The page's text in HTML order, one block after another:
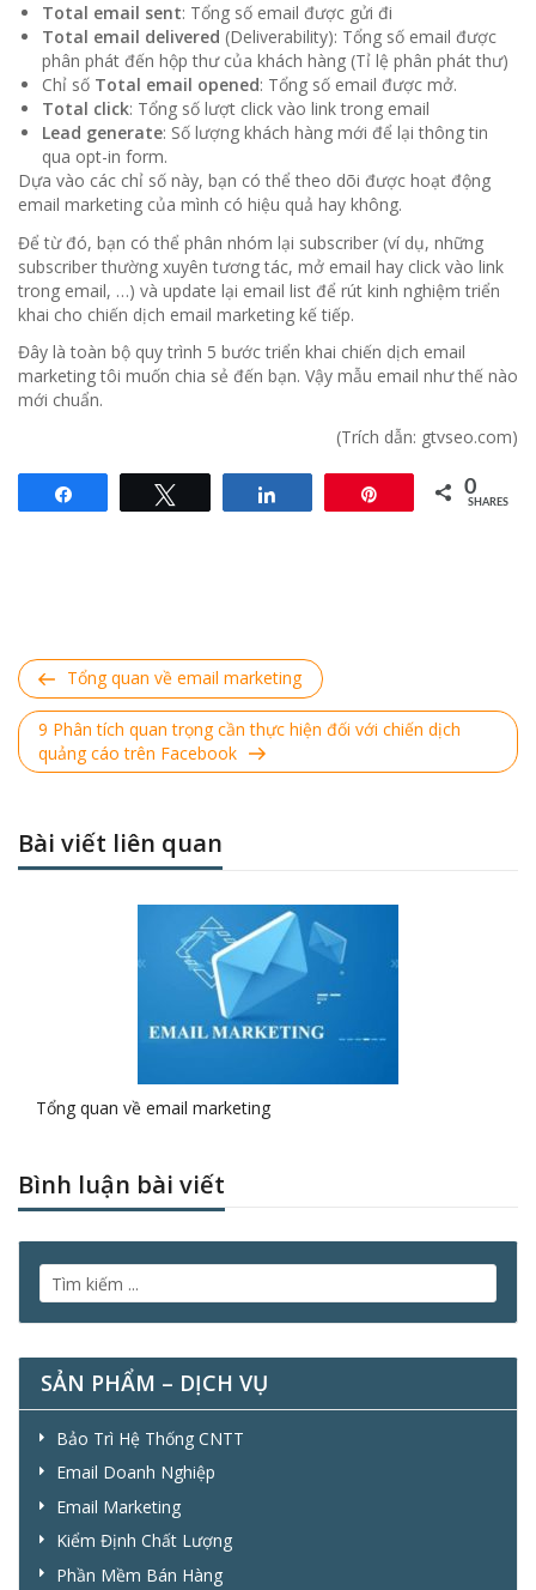
Total email sent: Tổng số email được gửi đi
Total email delivered (Deliverability): Tổng số email được
phân phát đến hộp thư của khách hàng (Tỉ lệ phân phát thư)
Chỉ số Total email opened: Tổng số email được mở.
Total click: Tổng số lượt click vào link trong email
Lead generate: Số lượng khách hàng mới để lại thông tin
qua opt-in form.
Dựa vào các chỉ số này, bạn có thể theo dõi được hoạt động
email marketing của mình có hiệu quả hay không.
Để từ đó, bạn có thể phân nhóm lại subscriber (ví dụ, những
subscriber thường xuyên tương tác, mở email hay click vào link
trong email, …) và update lại email list để rút kinh nghiệm triển
khai cho chiến dịch email marketing kế tiếp.
Đây là toàn bộ quy trình 5 bước triển khai chiến dịch email
marketing tôi muốn chia sẻ đến bạn. Vậy mẫu email như thế nào
mới chuẩn.
(Trích dẫn: gtvseo.com)
0
SHARES
Previous
Post
Tổng quan về email marketing
Next
Post
9 Phân tích quan trọng cần thực hiện đối với chiến dịch
quảng cáo trên Facebook
Bài viết liên quan
Tổng quan về email marketing
Bình luận bài viết
SẢN PHẨM – DỊCH VỤ
Bảo Trì Hệ Thống CNTT
Email Doanh Nghiệp
Email Marketing
Kiểm Định Chất Lượng
Phần Mềm Bán Hàng